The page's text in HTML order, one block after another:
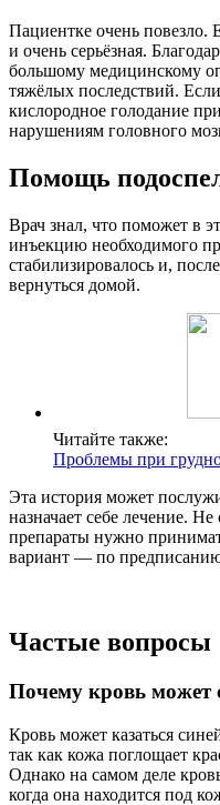
Пациентке очень повезло.
и очень серьёзная.
большому медицинскому
тяжёлых последствий.
кислородное голодание
нарушениям головного
Помощь
Врач знал, что поможет в
инъекцию необходимого
стабилизировалось и,
вернуться домой.
Читайте также:
Проблемы при
Эта история может
назначает себе лечение.
препараты нужно
вариант — по
Частые вопросы
Почему кровь может
Кровь может казаться
так как кожа поглощает
Однако на самом деле
когда она находится под